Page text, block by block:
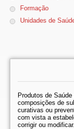
Formação
Unidades de
Produtos de
composições de
curativas ou
com vista a
corrigir ou modificar.